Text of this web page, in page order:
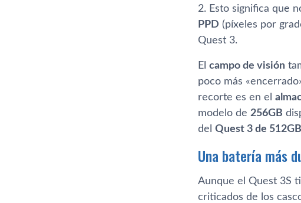
2. Esto significa que
PPD (píxeles por
Quest 3.
El campo de visión
poco más
recorte es en el
modelo de 256GB
del Quest 3 de 512GB
Una batería más
Aunque el Quest 3S
criticados de los